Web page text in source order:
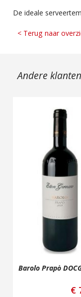
De ideale
< Terug naar
Andere
Barolo Prapò
€